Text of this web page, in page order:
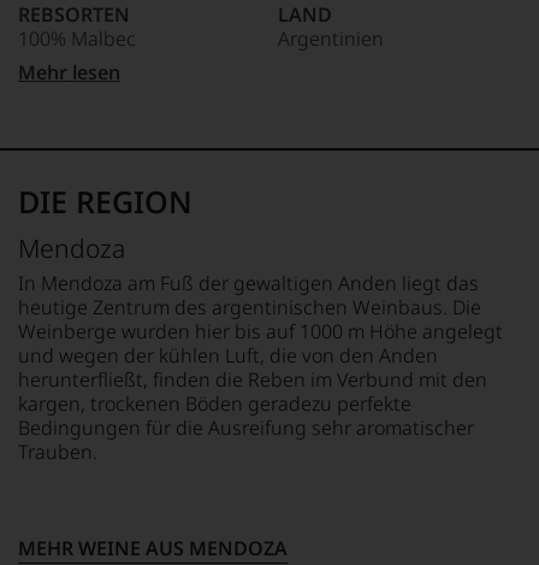
auch
und
gerade
mit
Medaillen
Weinjournalisten
Fachpublikationen
unseren
Aussendungen
oder
in
unserem
Webshop,
um
zu
hohem
REBSORTEN
100% Malbec
TRINKTEMPERATUR
ALKOHOLGEHALT
LAND
Argentinien
GESCHMACK
Mehr lesen
DIE REGION
Mendoza
In Mendoza am Fuß der gewaltigen Anden liegt das
heutige Zentrum des argentinischen Weinbaus. Die
Weinberge wurden hier bis auf 1000 m Höhe angelegt
und wegen der kühlen Luft, die von den Anden
herunterfließt, finden die Reben im Verbund mit den
kargen, trockenen Böden geradezu perfekte
Bedingungen für die Ausreifung sehr aromatischer
Trauben.
MEHR WEINE AUS MENDOZA